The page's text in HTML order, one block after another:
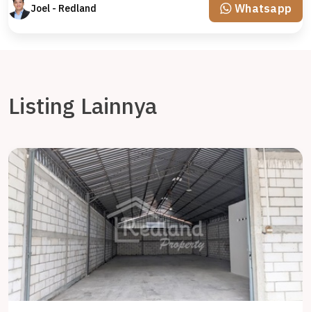
Joel - Redland Whatsapp
Listing Lainnya